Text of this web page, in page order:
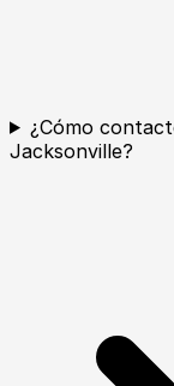
¿Cómo
Jacksonville?